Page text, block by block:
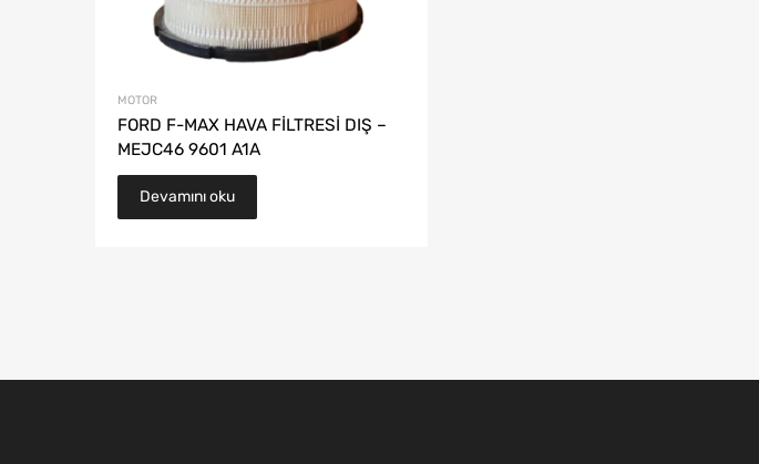
MOTOR
FORD F-MAX HAVA FİLTRESİ DIŞ –
MEJC46 9601 A1A
Devamını oku